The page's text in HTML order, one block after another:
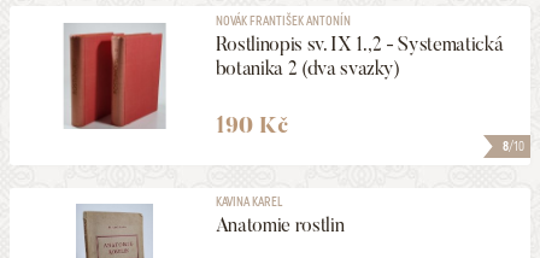
8/10
NOVÁK FRANTIŠEK ANTONÍN
Rostlinopis sv. IX 1.,2 - Systematická
botanika 2 (dva svazky)
190 Kč
KAVINA KAREL
Anatomie rostlin